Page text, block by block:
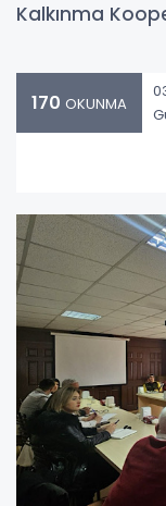
Kalkınma
170 OKUNMA